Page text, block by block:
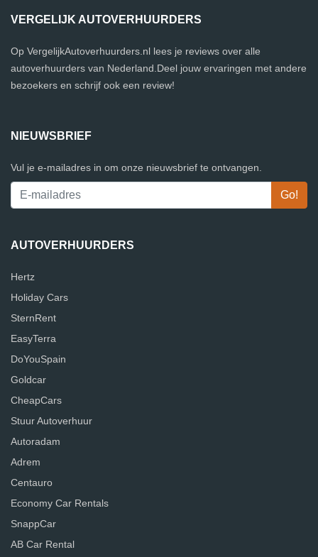
VERGELIJK AUTOVERHUURDERS
Op VergelijkAutoverhuurders.nl lees je reviews over alle
autoverhuurders van Nederland.Deel jouw ervaringen met andere
bezoekers en schrijf ook een review!
NIEUWSBRIEF
Vul je e-mailadres in om onze nieuwsbrief te ontvangen.
AUTOVERHUURDERS
Hertz
Holiday Cars
SternRent
EasyTerra
DoYouSpain
Goldcar
CheapCars
Stuur Autoverhuur
Autoradam
Adrem
Centauro
Economy Car Rentals
SnappCar
AB Car Rental